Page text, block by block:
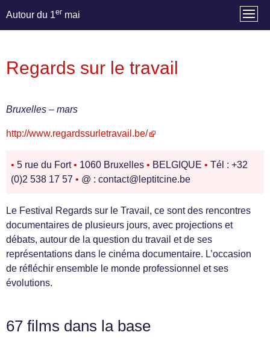
Autour du 1er mai
Regards sur le travail
Bruxelles – mars
http://www.regardssurletravail.be/
• 5 rue du Fort• 1060 Bruxelles • BELGIQUE • Tél : +32
(0)2 538 17 57 • @ : contact@leptitcine.be
Le Festival Regards sur le Travail, ce sont des rencontres
documentaires de plusieurs jours, avec projections et
débats, autour de la question du travail et de ses
représentations dans le cinéma documentaire. L’occasion
de réfléchir ensemble le monde professionnel et ses
évolutions.
67 films dans la base